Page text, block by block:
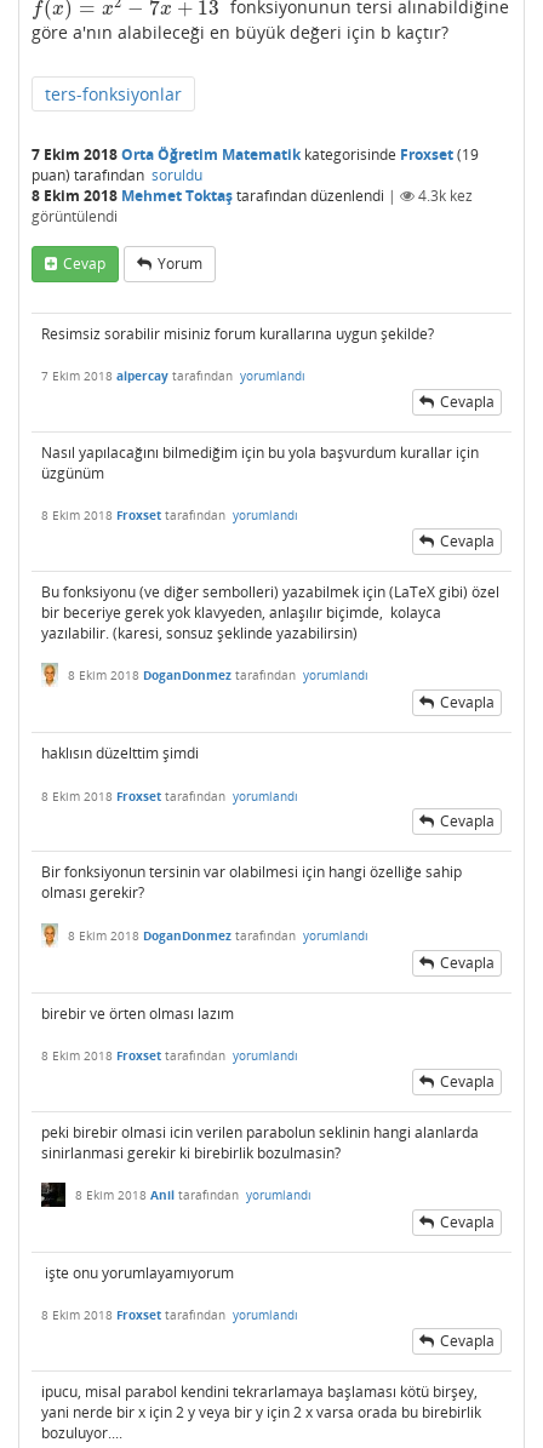
f(x) = x − 7x + 13
f(x)=x 2−7x+ 13
fonksiyonunun tersi alınabildiğine
göre a'nın alabileceği en büyük değeri için b kaçtır?
ters-fonksiyonlar
7 Ekim 2018Orta Öğretim Matematikkategorisinde Froxset(19
puan) tarafından soruldu
8 Ekim 2018 Mehmet Toktaştarafındandüzenlendi | 4.3k kez
görüntülendi
Cevap Yorum
Resimsiz sorabilir misiniz forum kurallarına uygun şekilde?
7 Ekim 2018 alpercay tarafından yorumlandı
Cevapla
Nasıl yapılacağını bilmediğim için bu yola başvurdum kurallar için
üzgünüm
8 Ekim 2018 Froxset tarafından yorumlandı
Cevapla
Bu fonksiyonu (ve diğer sembolleri) yazabilmek için (LaTeX gibi) özel
bir beceriye gerek yok klavyeden, anlaşılır biçimde, kolayca
yazılabilir. (karesi, sonsuz şeklinde yazabilirsin)
8 Ekim 2018 DoganDonmez tarafından yorumlandı
Cevapla
haklısın düzelttim şimdi
8 Ekim 2018 Froxset tarafından yorumlandı
Cevapla
Bir fonksiyonun tersinin var olabilmesi için hangi özelliğe sahip
olması gerekir?
8 Ekim 2018 DoganDonmez tarafından yorumlandı
Cevapla
birebir ve örten olması lazım
8 Ekim 2018 Froxset tarafından yorumlandı
Cevapla
peki birebir olmasi icin verilen parabolun seklinin hangi alanlarda
sinirlanmasi gerekir ki birebirlik bozulmasin?
8 Ekim 2018 Anil tarafından yorumlandı
Cevapla
işte onu yorumlayamıyorum
8 Ekim 2018 Froxset tarafından yorumlandı
Cevapla
ipucu, misal parabol kendini tekrarlamaya başlaması kötü birşey,
yani nerde bir x için 2 y veya bir y için 2 x varsa orada bu birebirlik
bozuluyor....